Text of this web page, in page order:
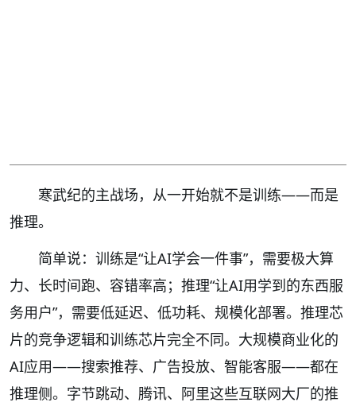
寒武纪的主战场，从一开始就不是训练——而是
推理。
简单说：训练是“让AI学会一件事”，需要极大算
力、长时间跑、容错率高；推理“让AI用学到的东西服
务用户”，需要低延迟、低功耗、规模化部署。推理芯
片的竞争逻辑和训练芯片完全不同。大规模商业化的
AI应用——搜索推荐、广告投放、智能客服——都在
推理侧。字节跳动、腾讯、阿里这些互联网大厂的推